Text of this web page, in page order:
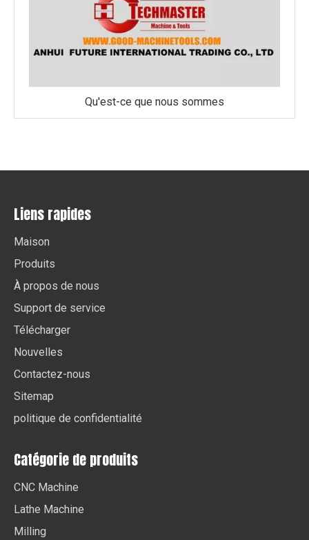
Qu'est-ce que nous sommes
Liens rapides
Maison
Produits
À propos de nous
Support de service
Télécharger
Nouvelles
Contactez-nous
Sitemap
politique de confidentialité
Catégorie de produits
CNC Machine
Lathe Machine
Milling